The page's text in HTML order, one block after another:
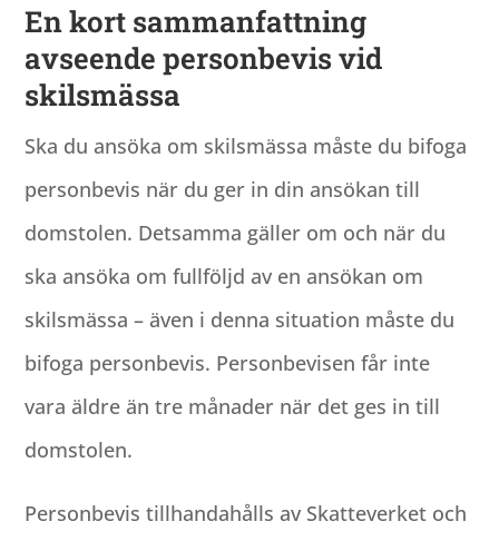
En kort sammanfattning
avseende personbevis vid
skilsmässa
Ska du ansöka om skilsmässa måste du bifoga
personbevis när du ger in din ansökan till
domstolen. Detsamma gäller om och när du
ska ansöka om fullföljd av en ansökan om
skilsmässa – även i denna situation måste du
bifoga personbevis. Personbevisen får inte
vara äldre än tre månader när det ges in till
domstolen.
Personbevis tillhandahålls av Skatteverket och